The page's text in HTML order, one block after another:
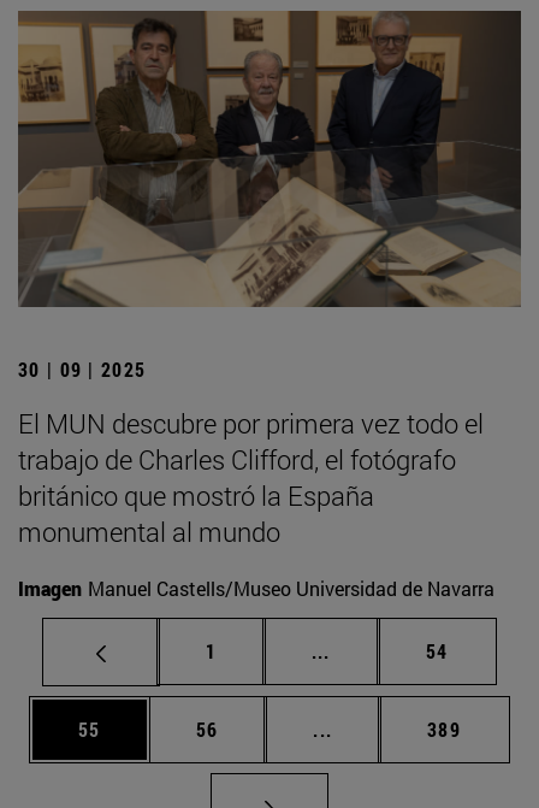
30 | 09 | 2025
El MUN descubre por primera vez todo el
trabajo de Charles Clifford, el fotógrafo
británico que mostró la España
monumental al mundo
Imagen Manuel Castells/Museo Universidad de Navarra
Página
1 ... Páginas intermedias
Página
54
Página
55 Página
56 ... Páginas intermedias
Página
389